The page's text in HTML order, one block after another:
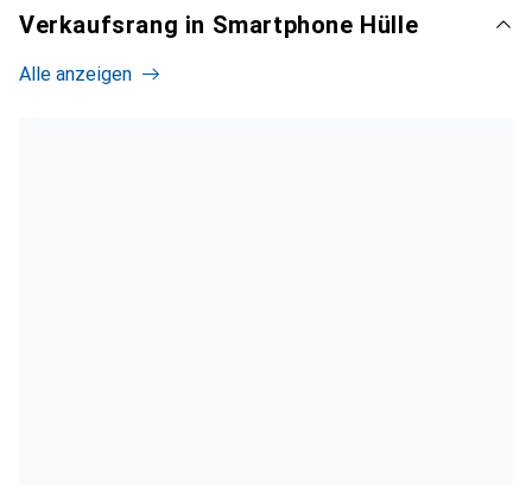
Verkaufsrang in Smartphone Hülle
Alle anzeigen